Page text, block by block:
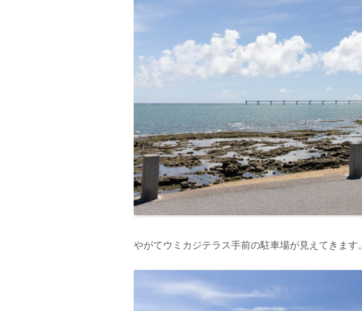
やがてウミカジテラス手前の駐車場が見えてきます。